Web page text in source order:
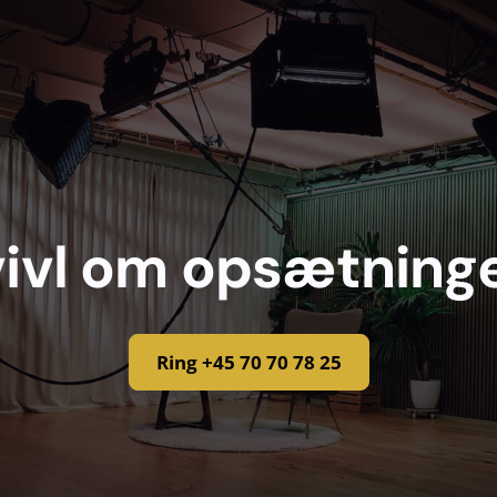
om
Ring +45 70 70 78 25